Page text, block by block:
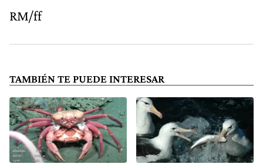
RM/ff
TAMBIÉN TE PUEDE INTERESAR